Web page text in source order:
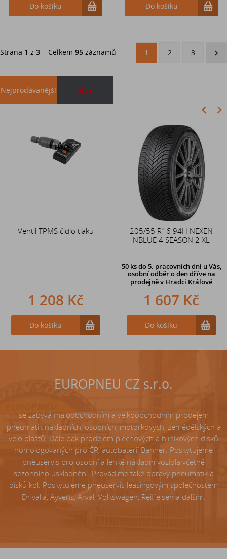
Do košíku
Do košíku
Strana 1 z 3 Celkem 95 záznamů 1 2 3
Nejprodávanější akce
Ventil TPMS čidlo tlaku
1 208 Kč
Do košíku
205/55 R16 94H NEXEN
NBLUE 4 SEASON 2 XL
50 ks do 5. pracovních dní u Vás,
osobní odběr o den dříve na
prodejněv Hradci Králové
1 607 Kč
Do košíku
Duše 12x4 (4.00-4) kovový
zahnutý ventil TR87
242 Kč
Do košíku
EUROPNEU CZ s.r.o.
se zabývá maloobchodním a velkoobchodním prodejem
pneumatik nákladních, osobních, motorkových, zemědělských a
velo plášťů. Dále pak prodejem plechových a hliníkových disků
homologovaných pro ČR, autobaterií Banner. Poskytujeme
pneuservis pro osobní a lehké nákladní vozidla včetně
sezónního uskladnění. Provádíme také opravy pneumatik a
disků kol. Poskytujeme pneuservis leasingovým společnostem
Drivalia, Ayvens, Arval, Volkswagen, Reiffeisen a dalším.